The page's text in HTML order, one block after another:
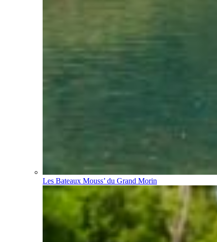
Les Bateaux Mouss’ du Grand Morin